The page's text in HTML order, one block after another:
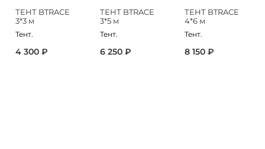
ТЕНТ BTRACE
3*3 м
Тент.
4 300 ₽
ТЕНТ BTRACE
3*5 м
Тент.
6 250 ₽
ТЕНТ BTRACE
4*6 м
Тент.
8 150 ₽